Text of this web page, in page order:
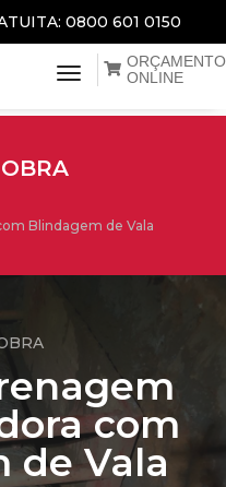
0800 601 0150
menu de
ORÇAMENTO
ONLINE
Blindagem de Vala
com
de Vala